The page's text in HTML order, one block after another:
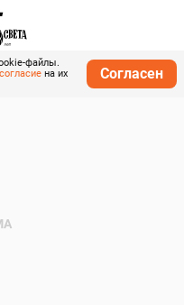
файлы.
согласие на их
Согласен